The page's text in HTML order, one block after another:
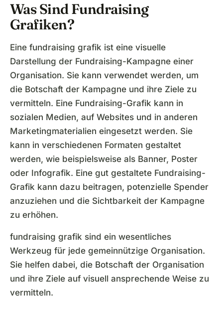
Was Sind Fundraising
Grafiken?
Eine fundraising grafik ist eine visuelle
Darstellung der Fundraising-Kampagne einer
Organisation. Sie kann verwendet werden, um
die Botschaft der Kampagne und ihre Ziele zu
vermitteln. Eine Fundraising-Grafik kann in
sozialen Medien, auf Websites und in anderen
Marketingmaterialien eingesetzt werden. Sie
kann in verschiedenen Formaten gestaltet
werden, wie beispielsweise als Banner, Poster
oder Infografik. Eine gut gestaltete Fundraising-
Grafik kann dazu beitragen, potenzielle Spender
anzuziehen und die Sichtbarkeit der Kampagne
zu erhöhen.
fundraising grafik sind ein wesentliches
Werkzeug für jede gemeinnützige Organisation.
Sie helfen dabei, die Botschaft der Organisation
und ihre Ziele auf visuell ansprechende Weise zu
vermitteln.